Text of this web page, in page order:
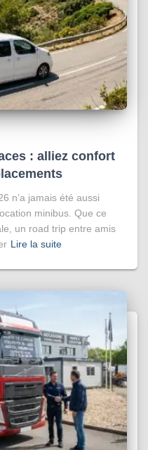
: alliez confort
n’a jamais été aussi
minibus. Que ce
un road trip entre amis
Lire la suite